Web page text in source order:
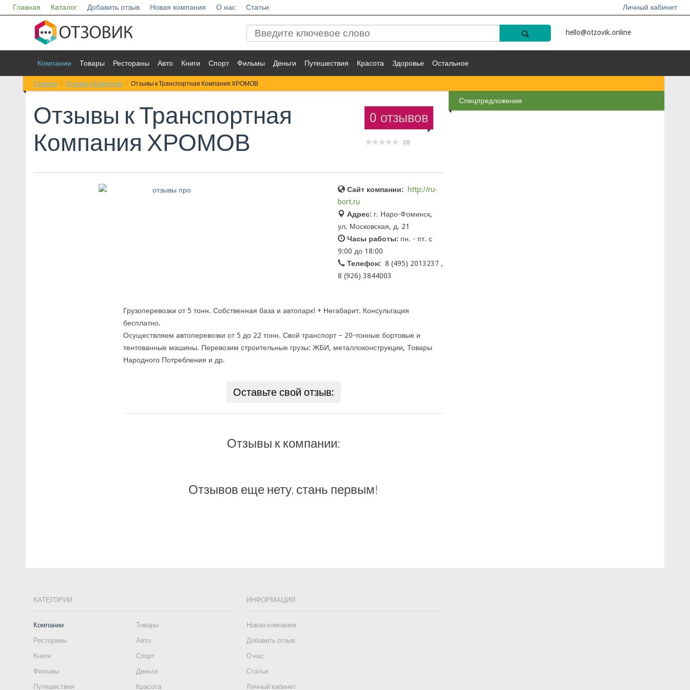
Главная Каталог Добавить отзыв Новая компания О нас Статьи Личный кабинет
hello@otzovik.online
Компании Товары Рестораны Авто Книги Спорт Фильмы Деньги Путешествия Красота Здоровье Остальное
Главная Отзывы к Компании Отзывы к Транспортная Компания ХРОМОВ
0 отзывов
(0)
Отзывы кТранспортная
Компания ХРОМОВ
Сайт компании:
http://ru-
bort.ru
Адрес: г. Наро-Фоминск,
ул. Московская, д. 21
Часы работы: пн. - пт. с
9:00 до 18:00
Телефон: 8 (495) 2013237 ,
8 (926) 3844003
Грузоперевозки от 5 тонн. Собственная база и автопарк! + Негабарит. Консультация
бесплатно.
Осуществляем автоперевозки от 5 до 22 тонн. Свой транспорт – 20-тонные бортовые и
тентованные машины. Перевозим строительные грузы: ЖБИ, металлоконструкции, Товары
Народного Потребления и др.
Оставьте свой отзыв:
Отзывы к компании:
Отзывов еще нету, стань первым!
Спецпредложения
КАТЕГОРИИ
Компании
Товары
Рестораны
Авто
Книги
Спорт
Фильмы
Деньги
Путешествия
Красота
ИНФОРМАЦИЯ
Новая компания
Добавить отзыв
О нас
Статьи
Личный кабинет